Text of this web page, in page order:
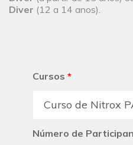
Diver (12 a 14 anos).
Cursos *
Número de